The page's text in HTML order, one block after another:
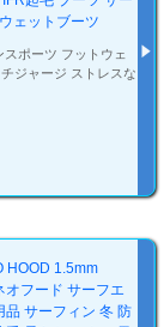
ェットブーツ
ポーツ フットウェ
ジャージ ストレスな
HOOD 1.5mm
オフード サーフエ
品 サーフィン 冬 防